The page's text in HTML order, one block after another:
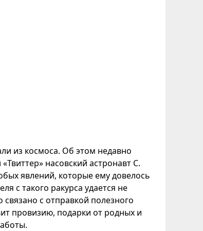
из космоса. Об этом недавно
насовский астронавт С.
явлений, которые ему довелось
с такого ракурса удается не
с отправкой полезного
провизию, подарки от родных и